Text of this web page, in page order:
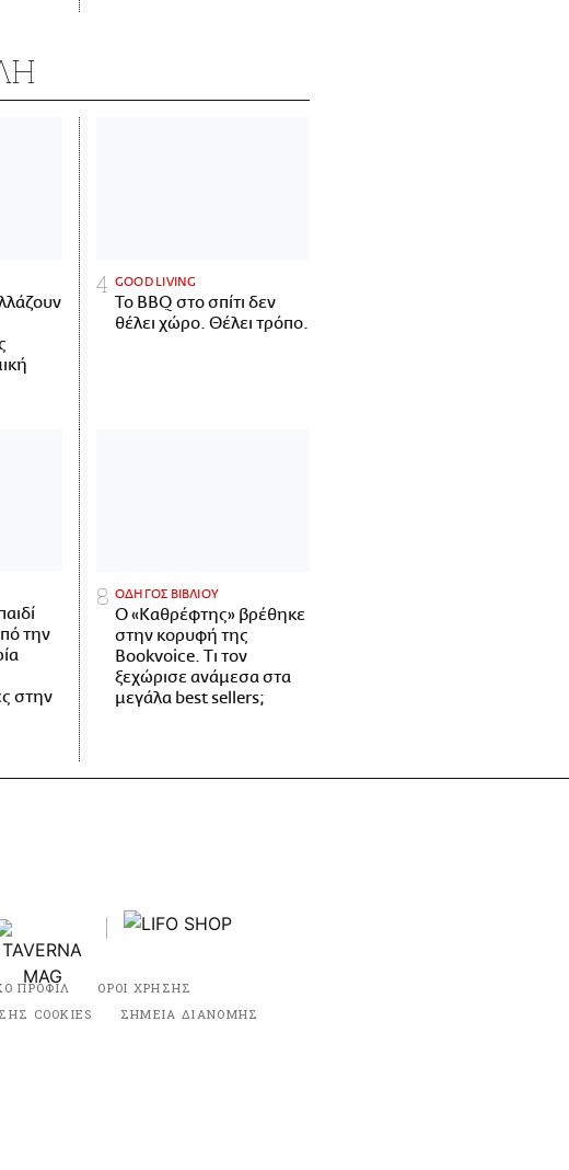
GOOD LIVING
Το BBQ στο σπίτι δεν
θέλει χώρο. Θέλει τρόπο.
την
στην
ΟΔΗΓΟΣ ΒΙΒΛΙΟΥ
Ο «Καθρέφτης» βρέθηκε
στην κορυφή της
Bookvoice. Τι τον
ξεχώρισε ανάμεσα στα
μεγάλα best sellers;
ΠΡΟΦΙΛ
ΟΡΟΙ ΧΡΗΣΗΣ
COOKIES
ΣΗΜΕΙΑ ΔΙΑΝΟΜΗΣ